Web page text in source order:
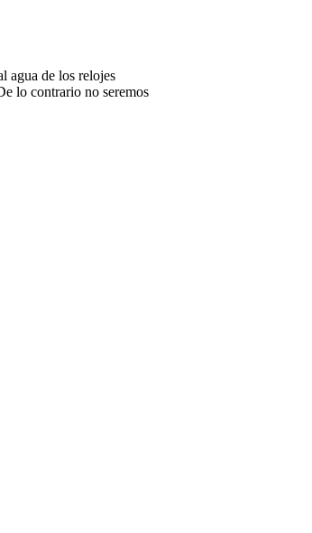
agua de los relojes
lo contrario no seremos